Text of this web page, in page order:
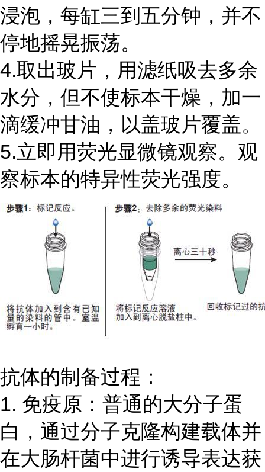
浸泡，每缸三到五分钟，并不
停地摇晃振荡。
4.取出玻片，用滤纸吸去多余
水分，但不使标本干燥，加一
滴缓冲甘油，以盖玻片覆盖。
5.立即用荧光显微镜观察。观
察标本的特异性荧光强度。
抗体的制备过程：
1. 免疫原：普通的大分子蛋
白，通过分子克隆构建载体并
在大肠杆菌中进行诱导表达获